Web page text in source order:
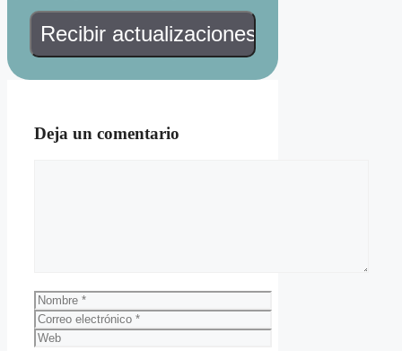
Deja un comentario
Nombre
Correo
electrónico
Web